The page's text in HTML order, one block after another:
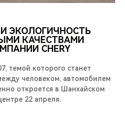
ЭКОЛОГИЧНОСТЬ
КАЧЕСТВАМИ
CHERY
темой которого станет
человеком, автомобилем
откроется в Шанхайском
22 апреля.